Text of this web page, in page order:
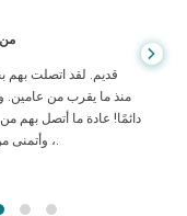
دائمًا! عادة ما أتصل بهم
، وأتمنى من الله أن يحافظ على روح الفريق.